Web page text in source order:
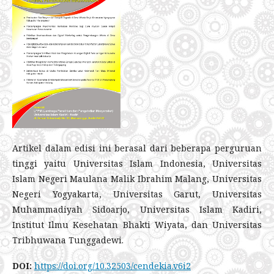
Artikel dalam edisi ini berasal dari beberapa perguruan
tinggi yaitu Universitas Islam Indonesia, Universitas
Islam Negeri Maulana Malik Ibrahim Malang, Universitas
Negeri Yogyakarta, Universitas Garut, Universitas
Muhammadiyah Sidoarjo, Universitas Islam Kadiri,
Institut Ilmu Kesehatan Bhakti Wiyata, dan Universitas
Tribhuwana Tunggadewi.
DOI:https://doi.org/10.32503/cendekia.v6i2